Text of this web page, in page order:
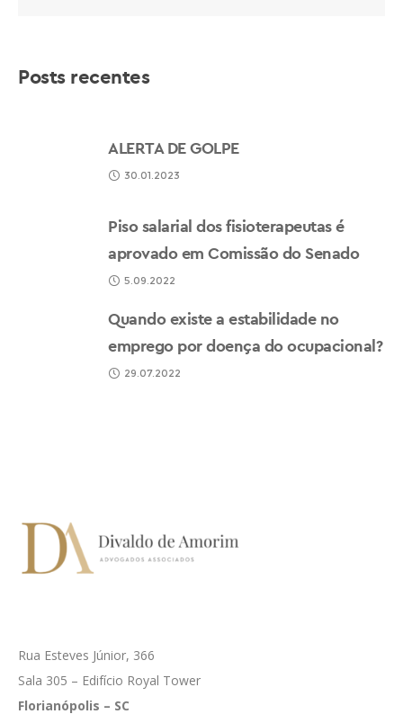
Posts recentes
ALERTA DE GOLPE
30.01.2023
Piso salarial dos fisioterapeutas é
aprovado em Comissão do Senado
5.09.2022
Quando existe a estabilidade no
emprego por doença do ocupacional?
29.07.2022
Rua Esteves Júnior, 366
Sala 305 – Edifício Royal Tower
Florianópolis – SC